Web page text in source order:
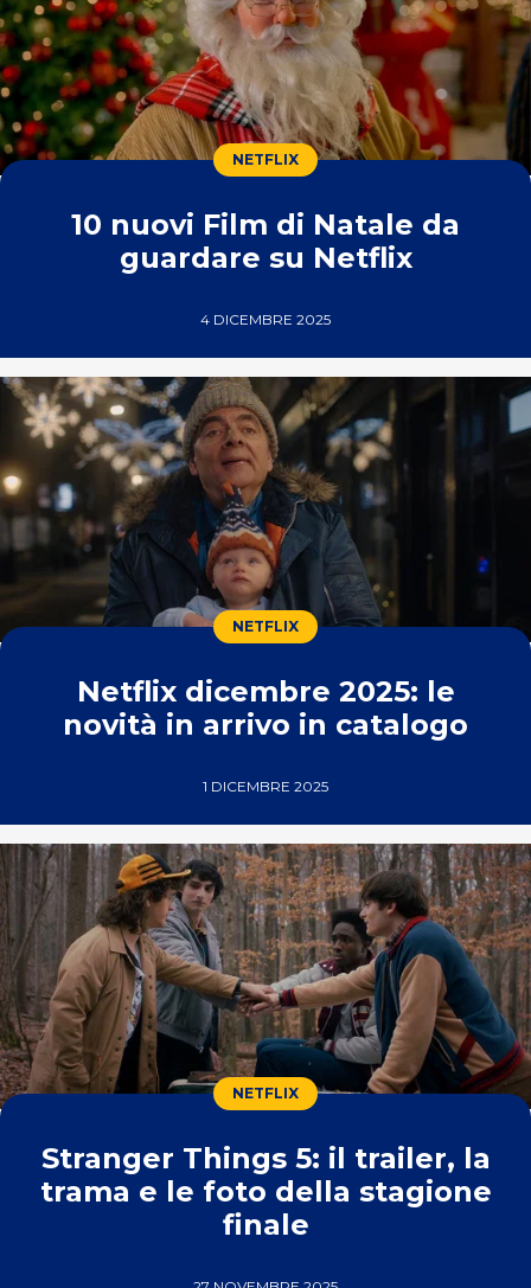
NETFLIX
10 nuovi Film di Natale da
guardare su Netflix
4 DICEMBRE 2025
NETFLIX
Netflix dicembre 2025: le
novità in arrivo in catalogo
1 DICEMBRE 2025
NETFLIX
Stranger Things 5: il trailer, la
trama e le foto della stagione
finale